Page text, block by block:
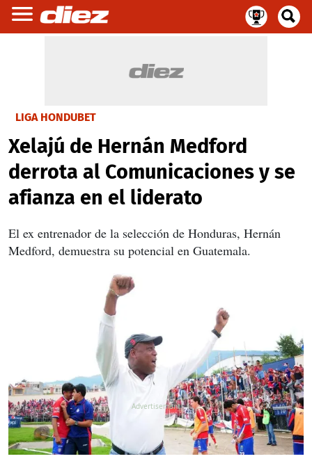
LIGA HONDUBET
Xelajú de Hernán Medford
derrota al Comunicaciones y se
afianza en el liderato
El ex entrenador de la selección de Honduras, Hernán
Medford, demuestra su potencial en Guatemala.
X